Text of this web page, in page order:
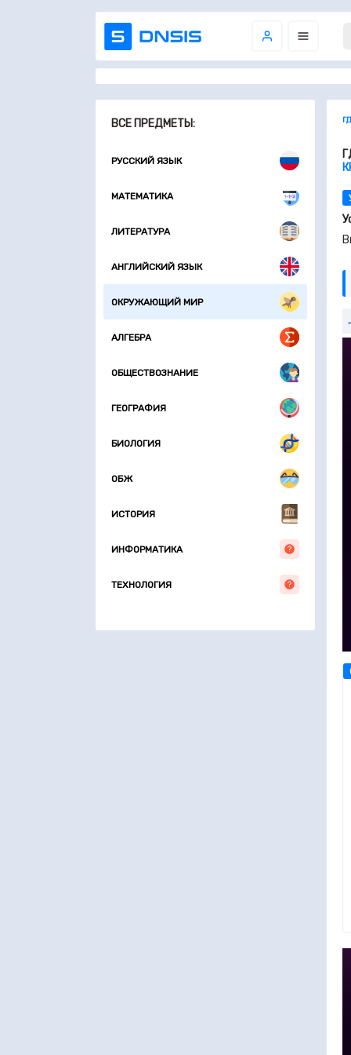
ВСЕ ПРЕДМЕТЫ:
РУССКИЙ ЯЗЫК
МАТЕМАТИКА
ЛИТЕРАТУРА
АНГЛИЙСКИЙ ЯЗЫК
ОКРУЖАЮЩИЙ МИР
АЛГЕБРА
ОБЩЕСТВОЗНАНИЕ
ГЕОГРАФИЯ
БИОЛОГИЯ
ОБЖ
ИСТОРИЯ
ИНФОРМАТИКА
ТЕХНОЛОГИЯ